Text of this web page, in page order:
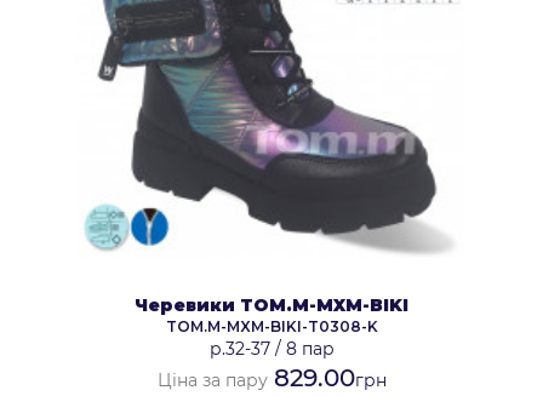
Черевики TOM.M-MXM-BIKI
TOM.M-MXM-BIKI-T0308-K
р.32-37/ 8 пар
Ціна за пару829.00грн